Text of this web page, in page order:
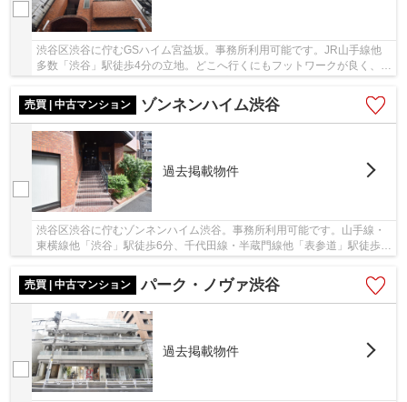
渋谷区渋谷に佇むGSハイム宮益坂。事務所利用可能です。JR山手線他
多数「渋谷」駅徒歩4分の立地。どこへ行くにもフットワークが良く、通
売買 | 中古マンション
ゾンネンハイム渋谷
過去掲載物件
渋谷区渋谷に佇むゾンネンハイム渋谷。事務所利用可能です。山手線・
東横線他「渋谷」駅徒歩6分、千代田線・半蔵門線他「表参道」駅徒歩
15分、山手線・日比谷線他「恵比寿」駅徒歩20分...
売買 | 中古マンション
パーク・ノヴァ渋谷
過去掲載物件